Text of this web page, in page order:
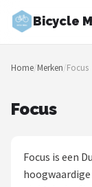
Bicycle
Zoeken
NAVIGATIE
Blog
Home/Merken/Focus
Focus
Focus is een